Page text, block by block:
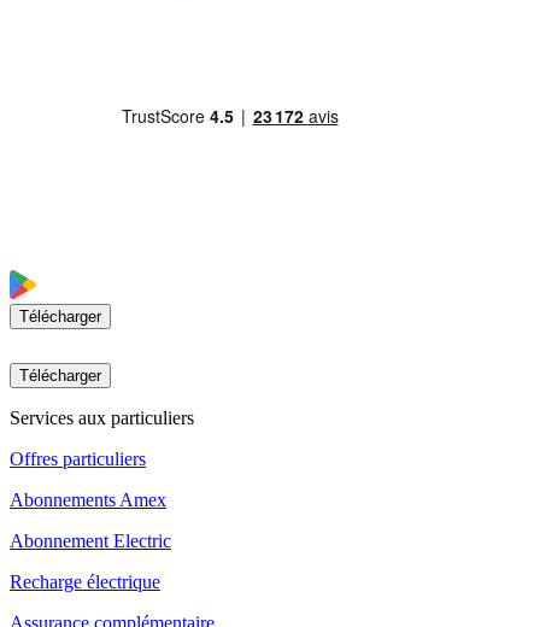
Télécharger
Télécharger
Services aux particuliers
Offres particuliers
Abonnements Amex
Abonnement Electric
Recharge électrique
Assurance complémentaire